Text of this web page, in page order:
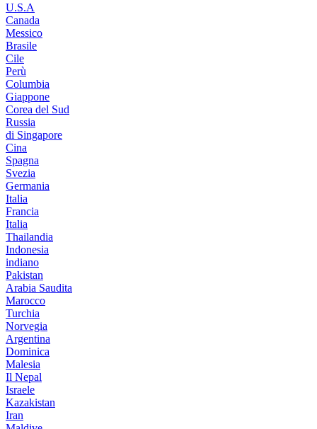
U.S.A
Canada
Messico
Brasile
Cile
Perù
Columbia
Giappone
Corea del Sud
Russia
di Singapore
Cina
Spagna
Svezia
Germania
Italia
Francia
Italia
Thailandia
Indonesia
indiano
Pakistan
Arabia Saudita
Marocco
Turchia
Norvegia
Argentina
Dominica
Malesia
Il Nepal
Israele
Kazakistan
Iran